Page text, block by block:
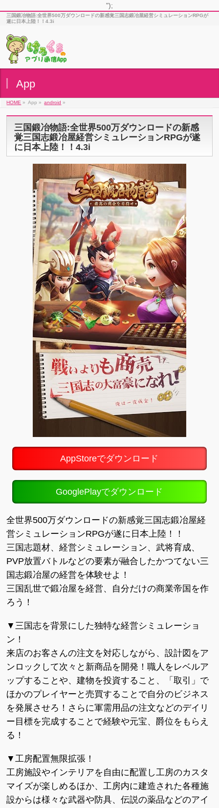
");
三国鍛冶物語:全世界500万ダウンロードの新感覚三国志鍛冶屋経営シミュレーションRPGが
遂に日本上陸！！4.3i
App
HOME » App » android »
三国鍛冶物語:全世界500万ダウンロードの新感
覚三国志鍛冶屋経営シミュレーションRPGが遂
に日本上陸！！4.3i
AppStoreでダウンロード
GooglePlayでダウンロード
全世界500万ダウンロードの新感覚三国志鍛冶屋経
営シミュレーションRPGが遂に日本上陸！！
三国志題材、経営シミュレーション、武将育成、
PVP放置バトルなどの要素が融合したかつてない三
国志鍛冶屋の経営を体験せよ！
三国乱世で鍛冶屋を経営、自分だけの商業帝国を作
ろう！
▼三国志を背景にした独特な経営シミュレーショ
ン！
来店のお客さんの注文を対応しながら、設計図をア
ンロックして次々と新商品を開発！職人をレベルア
ップすることや、建物を投資すること、「取引」で
ほかのプレイヤーと売買することで自分のビジネス
を発展させろ！さらに軍需用品の注文などのデイリ
ー目標を完成することで経験や元宝、爵位をもらえ
る！
▼工房配置無限拡張！
工房施設やインテリアを自由に配置し工房のカスタ
マイズが楽しめるほか、工房内に建造された各種施
設からは様々な武器や防具、伝説の薬品などのアイ